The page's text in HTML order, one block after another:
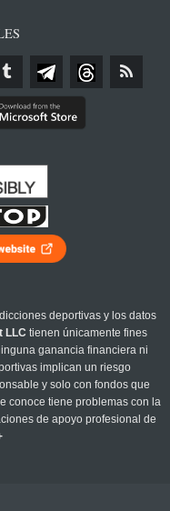
deportivas y los datos
LLC tienen únicamente fines
ganancia financiera ni
implican un riesgo
y solo con fondos que
conoce tiene problemas con la
de apoyo profesional de